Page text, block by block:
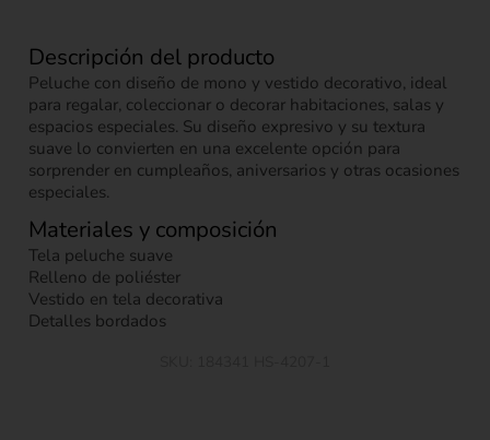
Descripción del producto
Peluche con diseño de mono y vestido decorativo, ideal
para regalar, coleccionar o decorar habitaciones, salas y
espacios especiales. Su diseño expresivo y su textura
suave lo convierten en una excelente opción para
sorprender en cumpleaños, aniversarios y otras ocasiones
especiales.
Materiales y composición
Tela peluche suave
Relleno de poliéster
Vestido en tela decorativa
Detalles bordados